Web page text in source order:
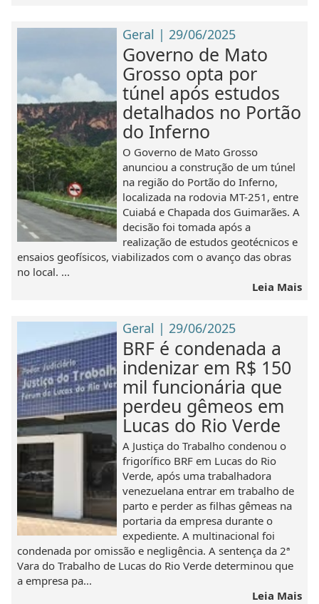
Geral | 29/06/2025
Governo de Mato
Grosso opta por
túnel após estudos
detalhados no Portão
do Inferno
O Governo de Mato Grosso
anunciou a construção de um túnel
na região do Portão do Inferno,
localizada na rodovia MT-251, entre
Cuiabá e Chapada dos Guimarães. A
decisão foi tomada após a
realização de estudos geotécnicos e
ensaios geofísicos, viabilizados com o avanço das obras
no local. ...
Leia Mais
Geral | 29/06/2025
BRF é condenada a
indenizar em R$ 150
mil funcionária que
perdeu gêmeos em
Lucas do Rio Verde
A Justiça do Trabalho condenou o
frigorífico BRF em Lucas do Rio
Verde, após uma trabalhadora
venezuelana entrar em trabalho de
parto e perder as filhas gêmeas na
portaria da empresa durante o
expediente. A multinacional foi
condenada por omissão e negligência. A sentença da 2ª
Vara do Trabalho de Lucas do Rio Verde determinou que
a empresa pa...
Leia Mais